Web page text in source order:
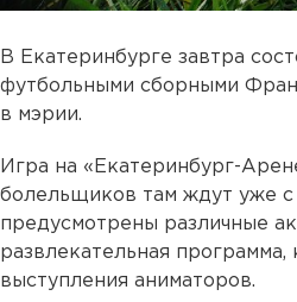
В Екатеринбурге завтра
футбольными сборными
в мэрии.
Игра на «Екатеринбург-
болельщиков там ждут уже с
предусмотрены различные
развлекательная программа,
выступления аниматоров.